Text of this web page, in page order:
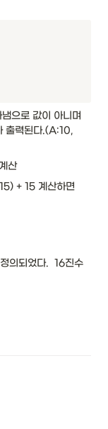
으로 값이 아니며
출력된다.(A:10,
산
+ 15 계산하면
의되었다.  16진수